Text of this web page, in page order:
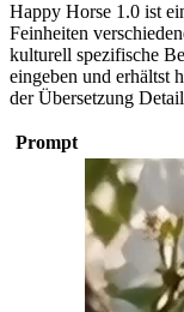
Happy Horse 1.0 ist
Feinheiten
kulturell spezifische
eingeben und erhältst
der Übersetzung
Prompt